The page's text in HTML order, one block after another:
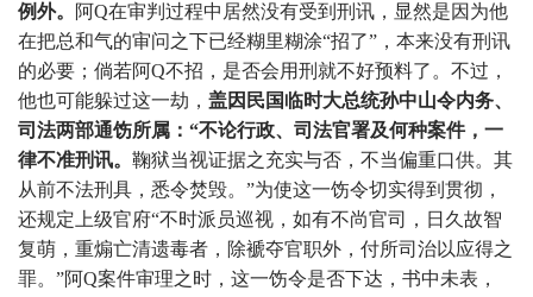
例外。
阿Q在审判过程中居然没有受到刑讯，显然是因为他
在把总和气的审问之下已经糊里糊涂“招了”，本来没有刑讯
的必要；倘若阿Q不招，是否会用刑就不好预料了。不过，
他也可能躲过这一劫， 盖因民国临时大总统孙中山令内务、
司法两部通饬所属：“不论行政、司法官署及何种案件，一
律不准刑讯。 鞠狱当视证据之充实与否，不当偏重口供。其
从前不法刑具，悉令焚毁。”为使这一饬令切实得到贯彻，
还规定上级官府“不时派员巡视，如有不尚官司，日久故智
复萌，重煽亡清遗毒者，除褫夺官职外，付所司治以应得之
罪。”阿Q案件审理之时，这一饬令是否下达，书中未表，